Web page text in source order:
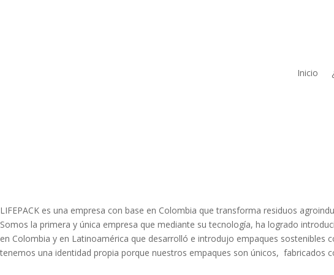
Inicio
LIFEPACK es una empresa con base en Colombia que transforma residuos
Somos la primera y única empresa que mediante su tecnología, ha logrado
en Colombia y en Latinoamérica que desarrolló e introdujo empaques
tenemos una identidad propia porque nuestros empaques son únicos, fabricados